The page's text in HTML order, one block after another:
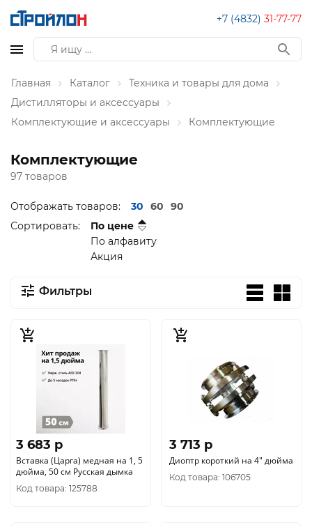
+7 (4832) 31-77-77
Главная Каталог
Техника и товары для дома
Дистилляторы и аксессуары
Комплектующие и аксессуары
Комплектующие
Комплектующие
97 товаров
Отображать товаров: 30 60
90
Сортировать:
По цене
По алфавиту
Акция
Фильтры
3 683 p
Вставка (Царга) медная на 1, 5
дюйма, 50 см Русская дымка
Код товара: 125788
3 713 p
Диоптр короткий на 4" дюйма
Код товара: 106705